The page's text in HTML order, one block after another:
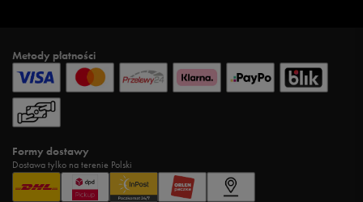
Metody płatności
Formy dostawy
Dostawa tylko na terenie Polski